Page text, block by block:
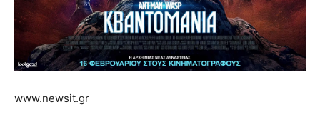
www.newsit.gr